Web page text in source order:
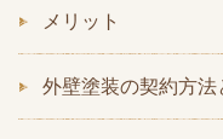
メリット
外壁塗装の契約方法